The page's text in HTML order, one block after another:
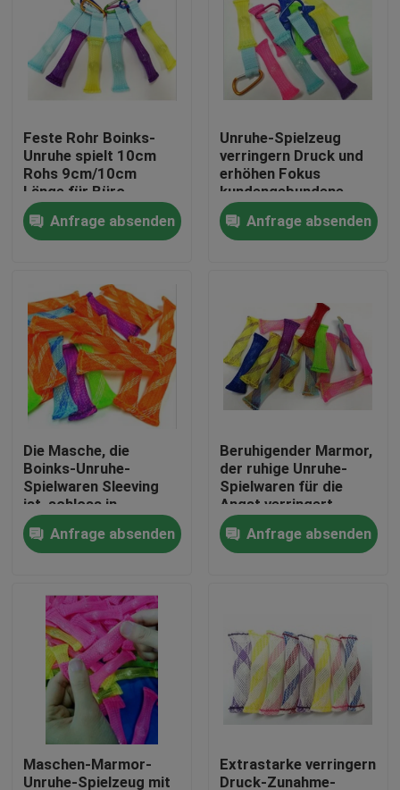
Produkte
Über uns
Fabrik-Ausflug
Qualitätskontrolle
Treten Sie mit uns in Verbindung
Fordern Sie ein Zitat
Flexibler PVC-Schläuche
durch Hitze schrumpfbares Rohr
Gewölbter flexible Schläuche
Feste Rohr Boinks-
Unruhe spielt 10cm
Rohs 9cm/10cm
Länge für Büro
Anfrage absenden
Unruhe-Spielzeug
verringern Druck und
erhöhen Fokus
kundengebundene
Länge
Anfrage absenden
Die Masche, die
Boinks-Unruhe-
Spielwaren Sleeving
ist, schloss in
gesponnener Breite
des Plastik3cm ein
Anfrage absenden
Beruhigender Marmor,
der ruhige Unruhe-
Spielwaren für die
Angst verringert
Druck mit ADHD und
Autismus hält
Anfrage absenden
Maschen-Marmor-
Unruhe-Spielzeug mit
Extrastarke verringern
Druck-Zunahme-